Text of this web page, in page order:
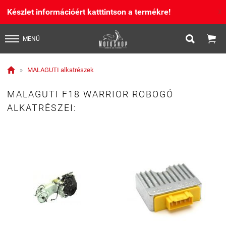
Készlet információért katttintson a termékre! X
MENÜ  
 » MALAGUTI alkatrészek
MALAGUTI F18 WARRIOR ROBOGÓ
ALKATRÉSZEI: